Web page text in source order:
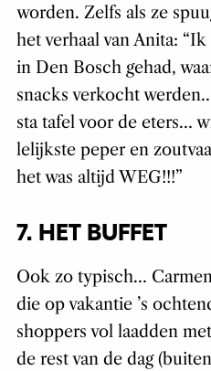
worden. Zelfs als ze
het verhaal van Anita:
in Den Bosch gehad,
snacks verkocht
sta tafel voor de eters…
lelijkste peper en
het was altijd WEG!!!”
7. HET BUFFET
Ook zo typisch…
die op vakantie ’s
shoppers vol laadden
de rest van de dag